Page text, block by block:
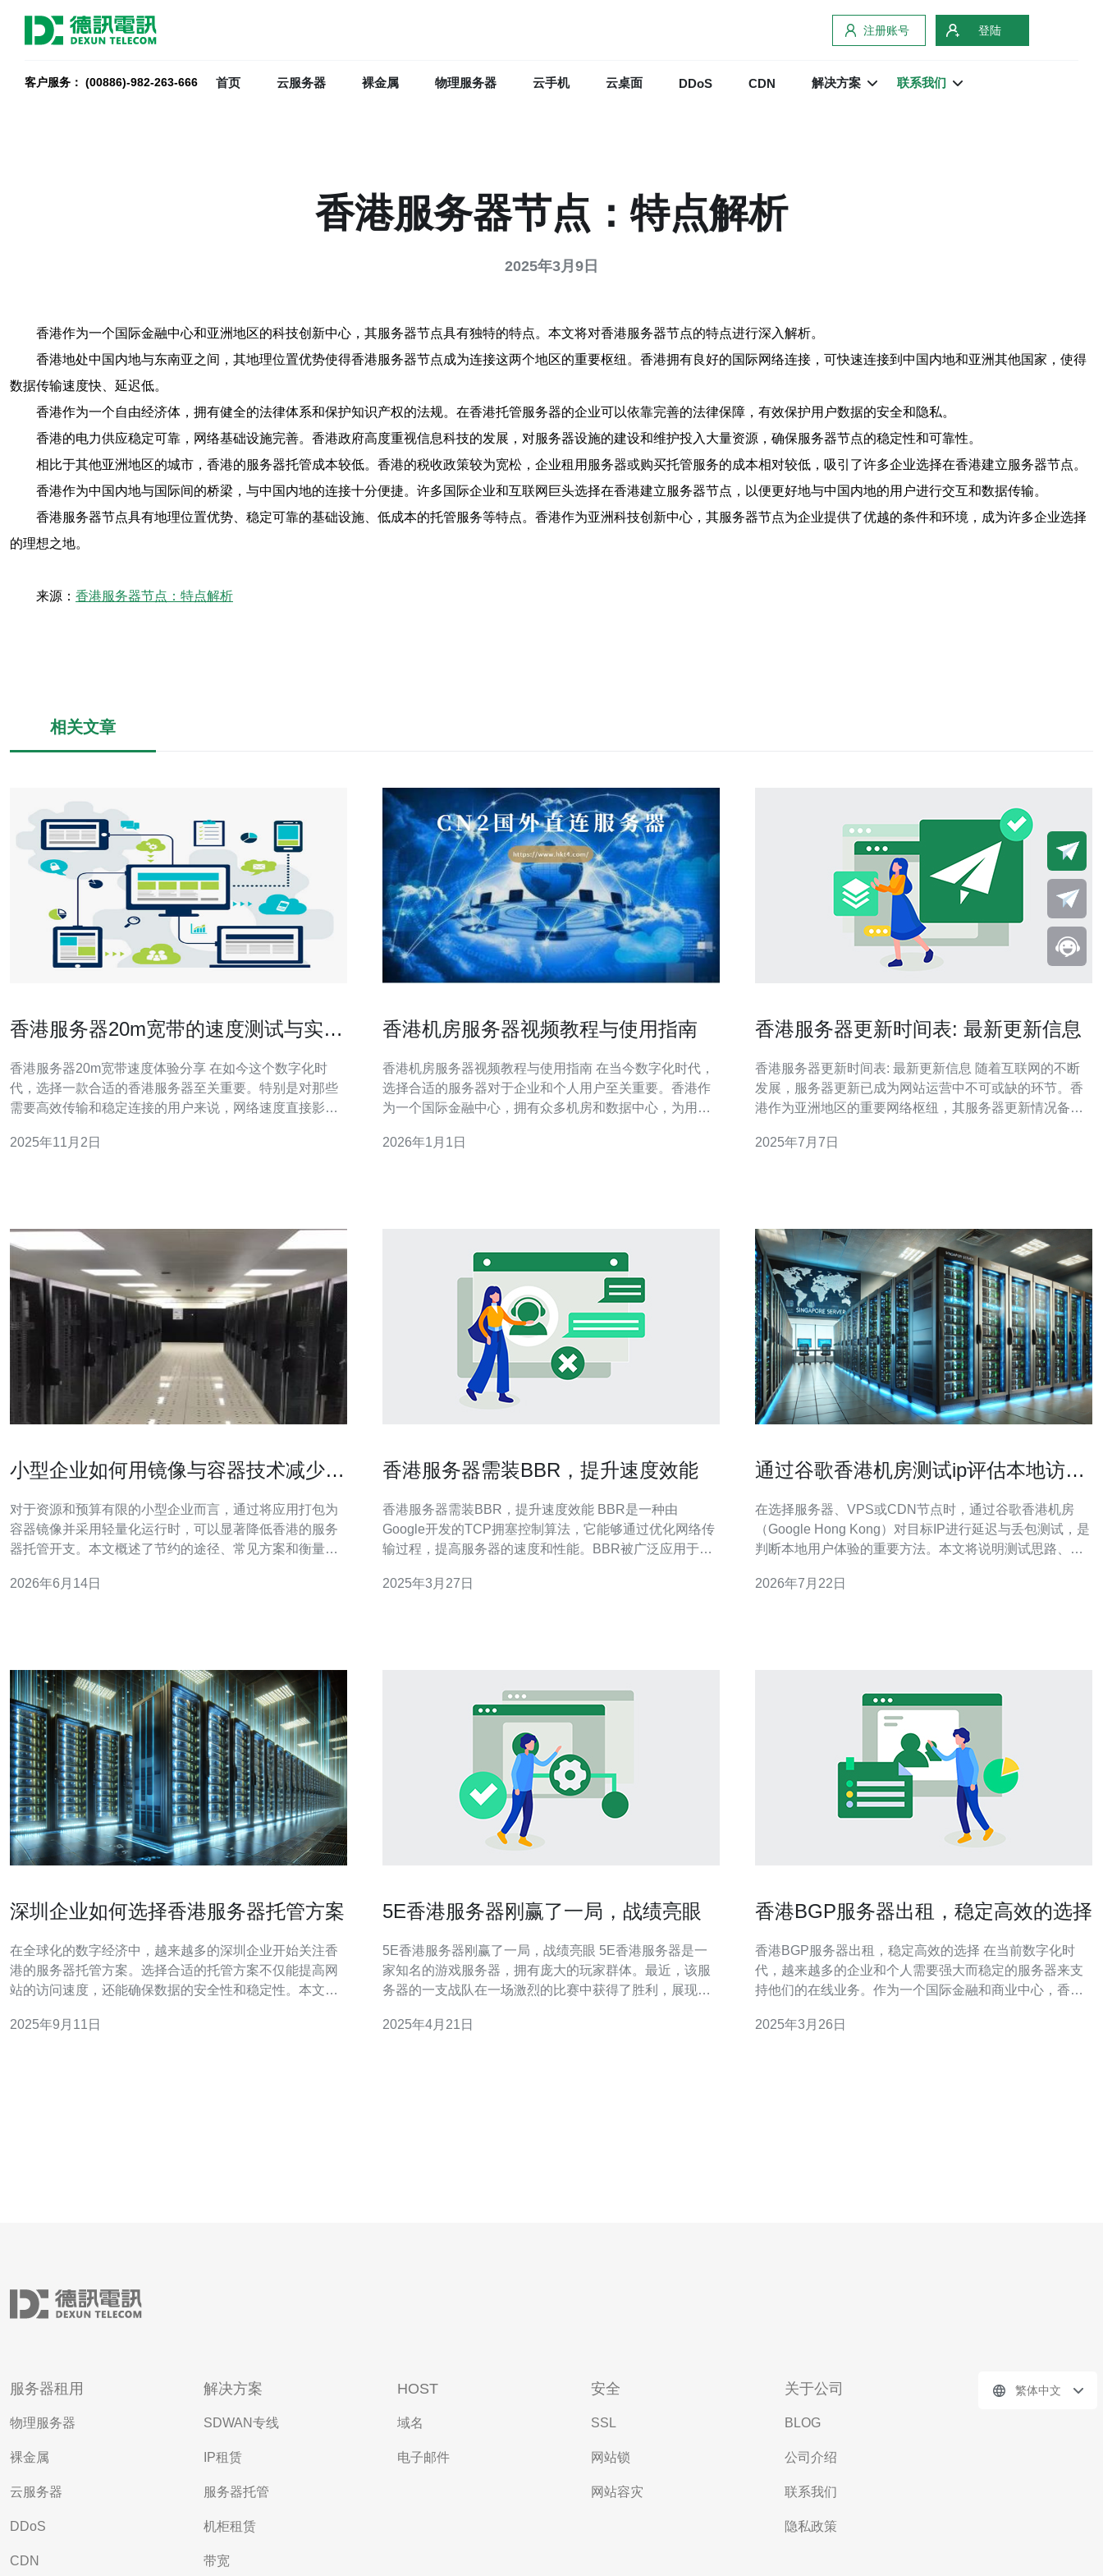
注册账号 登陆
客户服务： (00886)-982-263-666 首页 云服务器 裸金属 物理服务器 云手机 云桌面 DDoS CDN 解决方案 联系我们
香港服务器节点：特点解析
2025年3月9日
香港作为一个国际金融中心和亚洲地区的科技创新中心，其服务器节点具有独特的特点。本文将对香港服务器节点的特点进行深入解析。
香港地处中国内地与东南亚之间，其地理位置优势使得香港服务器节点成为连接这两个地区的重要枢纽。香港拥有良好的国际网络连接，可快速连接到中国内地和亚洲其他国家，使得
数据传输速度快、延迟低。
香港作为一个自由经济体，拥有健全的法律体系和保护知识产权的法规。在香港托管服务器的企业可以依靠完善的法律保障，有效保护用户数据的安全和隐私。
香港的电力供应稳定可靠，网络基础设施完善。香港政府高度重视信息科技的发展，对服务器设施的建设和维护投入大量资源，确保服务器节点的稳定性和可靠性。
相比于其他亚洲地区的城市，香港的服务器托管成本较低。香港的税收政策较为宽松，企业租用服务器或购买托管服务的成本相对较低，吸引了许多企业选择在香港建立服务器节点。
香港作为中国内地与国际间的桥梁，与中国内地的连接十分便捷。许多国际企业和互联网巨头选择在香港建立服务器节点，以便更好地与中国内地的用户进行交互和数据传输。
香港服务器节点具有地理位置优势、稳定可靠的基础设施、低成本的托管服务等特点。香港作为亚洲科技创新中心，其服务器节点为企业提供了优越的条件和环境，成为许多企业选择
的理想之地。
来源： 香港服务器节点：特点解析
相关文章
香港服务器20m宽带的速度测试与实际
香港服务器20m宽带速度体验分享 在如今这个数字化时
代，选择一款合适的香港服务器至关重要。特别是对那些
需要高效传输和稳定连接的用户来说，网络速度直接影响
宽带的速度测试结果及实际使用体验，以帮助大家更好地
2025年11月2日
香港机房服务器视频教程与使用指南
香港机房服务器视频教程与使用指南 在当今数字化时代，
选择合适的服务器对于企业和个人用户至关重要。香港作
为一个国际金融中心，拥有众多机房和数据中心，为用户
视频教程和使用指南，帮助您更好地理解和使用香港机房
2026年1月1日
香港服务器更新时间表: 最新更新信息
香港服务器更新时间表: 最新更新信息 随着互联网的不断
发展，服务器更新已成为网站运营中不可或缺的环节。香
港作为亚洲地区的重要网络枢纽，其服务器更新情况备受
息，帮助您了解香港服务器的最新动态。 根据最新的数据
2025年7月7日
小型企业如何用镜像与容器技术减少香
对于资源和预算有限的小型企业而言，通过将应用打包为
容器镜像并采用轻量化运行时，可以显著降低香港的服务
器托管开支。本文概述了节约的途径、常见方案和衡量节
化。 可以节省多少托管成本？ 具体节省取决于当前架构与
2026年6月14日
香港服务器需装BBR，提升速度效能
香港服务器需装BBR，提升速度效能 BBR是一种由
Google开发的TCP拥塞控制算法，它能够通过优化网络传
输过程，提高服务器的速度和性能。BBR被广泛应用于服
种常见的做法。 香港作为一个国际化的城市，吸引了大量
2025年3月27日
通过谷歌香港机房测试ip评估本地访问
在选择服务器、VPS或CDN节点时，通过谷歌香港机房
（Google Hong Kong）对目标IP进行延迟与丢包测试，是
判断本地用户体验的重要方法。本文将说明测试思路、常
歌香港机房因网络骨干带宽充足、国际出口广泛，常被用
2026年7月22日
深圳企业如何选择香港服务器托管方案
在全球化的数字经济中，越来越多的深圳企业开始关注香
港的服务器托管方案。选择合适的托管方案不仅能提高网
站的访问速度，还能确保数据的安全性和稳定性。本文将
了解香港服务器托管的优势 香港作为亚洲的国际金融中
2025年9月11日
5E香港服务器刚赢了一局，战绩亮眼
5E香港服务器刚赢了一局，战绩亮眼 5E香港服务器是一
家知名的游戏服务器，拥有庞大的玩家群体。最近，该服
务器的一支战队在一场激烈的比赛中获得了胜利，展现出
对战游戏，双方队
2025年4月21日
香港BGP服务器出租，稳定高效的选择
香港BGP服务器出租，稳定高效的选择 在当前数字化时
代，越来越多的企业和个人需要强大而稳定的服务器来支
持他们的在线业务。作为一个国际金融和商业中心，香港
出租服务因其稳定性和高效性而备受推崇。 BGP（Border
2025年3月26日
服务器租用
物理服务器
裸金属
云服务器
DDoS
CDN
解决方案
SDWAN专线
IP租赁
服务器托管
机柜租赁
带宽
HOST
域名
电子邮件
安全
SSL
网站锁
网站容灾
关于公司
BLOG
公司介绍
联系我们
隐私政策
繁体中文